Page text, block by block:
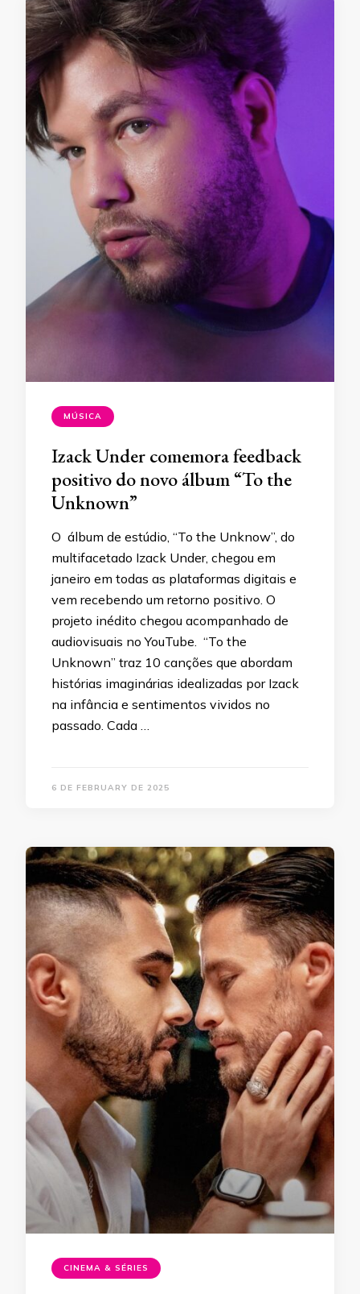
MÚSICA
Izack Under comemora feedback
positivo do novo álbum “To the
Unknown”
O álbum de estúdio, “To the Unknow”, do
multifacetado Izack Under, chegou em
janeiro em todas as plataformas digitais e
vem recebendo um retorno positivo. O
projeto inédito chegou acompanhado de
audiovisuais no YouTube. “To the
Unknown” traz 10 canções que abordam
histórias imaginárias idealizadas por Izack
na infância e sentimentos vividos no
passado. Cada …
6 DE FEBRUARY DE 2025
CINEMA & SÉRIES